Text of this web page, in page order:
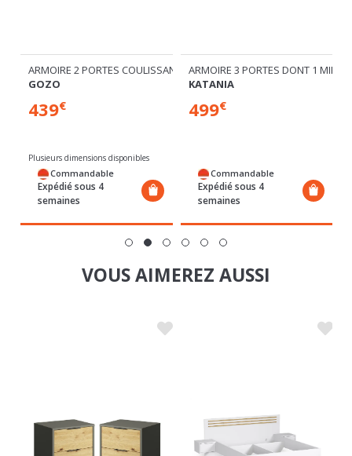
DONT 1 MIROIR
ARMOIRE 3 PORTES DONT 1 MIROIR
KATANIA
499€
Commandable
Expédié sous 4
semaines
ARMOIRE 2 PORTES DONT 1
ARSOLA
499€
Expédié sous 24/72h